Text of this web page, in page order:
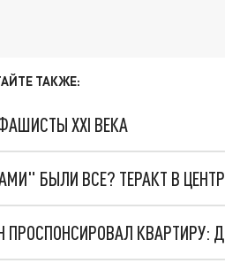
ТАКЖЕ:
XXI ВЕКА
БЫЛИ ВСЕ? ТЕРАКТ В
ПРОСПОНСИРОВАЛ КВАРТИРУ: